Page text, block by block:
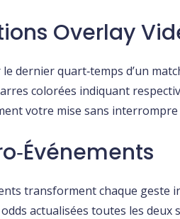
Overlay
dernier quart‑temps d’un
colorées indiquant
votre mise sans
transforment chaque geste
actualisées toutes les